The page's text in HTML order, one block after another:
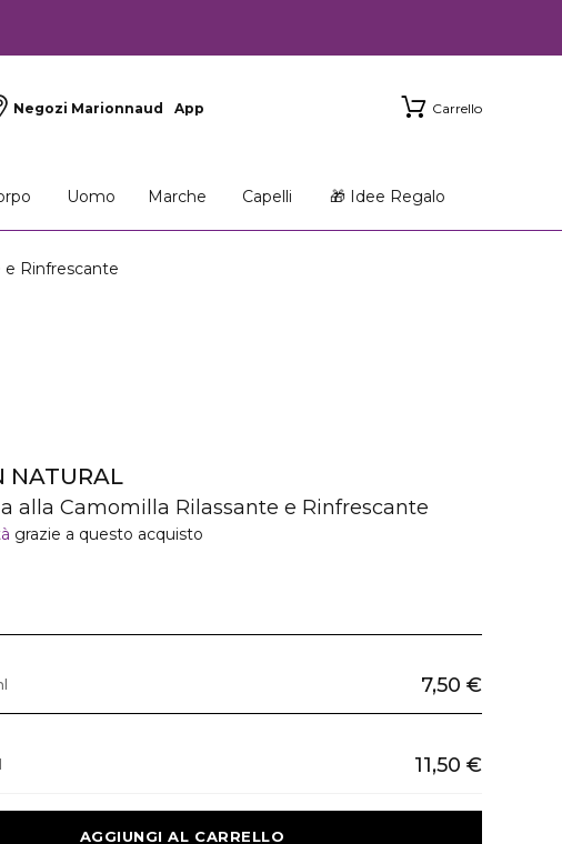
Negozi Marionnaud App Carrello
Uomo Marche Capelli 🎁 Idee Regalo
e Rinfrescante
NATURAL
alla Camomilla Rilassante e Rinfrescante
grazie a questo acquisto
7,50 €
11,50 €